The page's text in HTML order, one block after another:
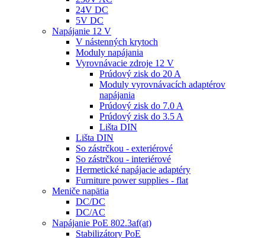
24V DC
5V DC
Napájanie 12 V
V nástenných krytoch
Moduly napájania
Vyrovnávacie zdroje 12 V
Prúdový zisk do 20 A
Moduly vyrovnávacích adaptérov
napájania
Prúdový zisk do 7.0 A
Prúdový zisk do 3.5 A
Lišta DIN
Lišta DIN
So zástrčkou - exteriérové
So zástrčkou - interiérové
Hermetické napájacie adaptéry
Furniture power supplies - flat
Meniče napätia
DC/DC
DC/AC
Napájanie PoE 802.3af(at)
Stabilizátory PoE